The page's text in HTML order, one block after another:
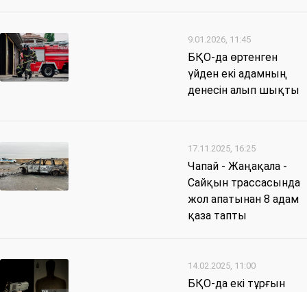
9.01.2026, 11:45
БҚО-да өртенген
үйден екі адамның
денесін алып шықты
17.11.2025, 16:25
Чапай - Жаңақала -
Сайқын трассасында
жол апатынан 8 адам
қаза тапты
14.02.2025, 11:00
БҚО-да екі тұрғын